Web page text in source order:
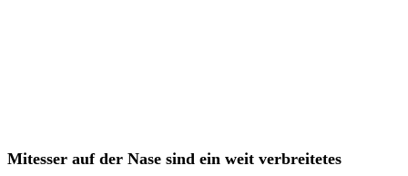
Mitesser auf der Nase sind ein weit verbreitetes